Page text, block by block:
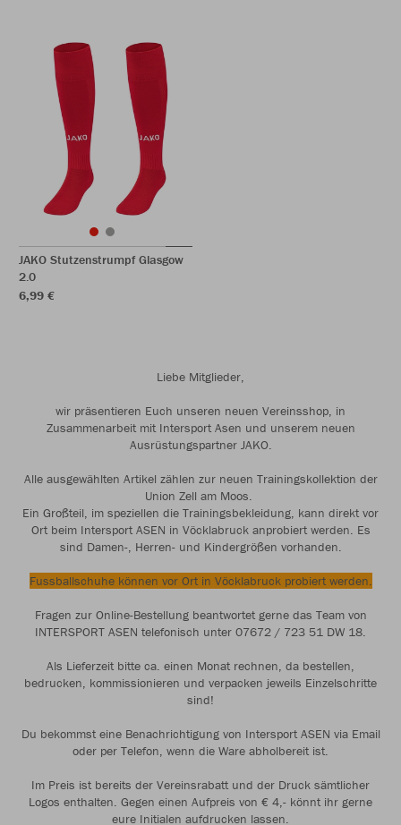
JAKO Stutzenstrumpf Glasgow
2.0
6,99 €
Liebe Mitglieder,
wir präsentieren Euch unseren neuen Vereinsshop, in
Zusammenarbeit mit Intersport Asen und unserem neuen
Ausrüstungspartner JAKO.
Alle ausgewählten Artikel zählen zur neuen Trainingskollektion der
Union Zell am Moos.
Ein Großteil, im speziellen die Trainingsbekleidung, kann direkt vor
Ort beim Intersport ASEN in Vöcklabruck anprobiert werden. Es
sind Damen-, Herren- und Kindergrößen vorhanden.
Fussballschuhe können vor Ort in Vöcklabruck probiert werden.
Fragen zur Online-Bestellung beantwortet gerne das Team von
INTERSPORT ASEN telefonisch unter 07672 / 723 51 DW 18.
Als Lieferzeit bitte ca. einen Monat rechnen, da bestellen,
bedrucken, kommissionieren und verpacken jeweils Einzelschritte
sind!
Du bekommst eine Benachrichtigung von Intersport ASEN via Email
oder per Telefon, wenn die Ware abholbereit ist.
Im Preis ist bereits der Vereinsrabatt und der Druck sämtlicher
Logos enthalten. Gegen einen Aufpreis von € 4,- könnt ihr gerne
eure Initialen aufdrucken lassen.